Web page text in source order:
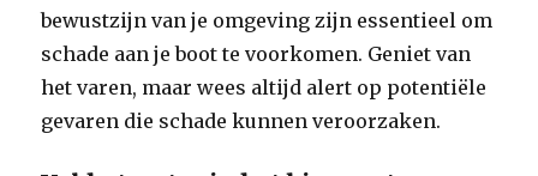
bewustzijn van je omgeving zijn essentieel om
schade aan je boot te voorkomen. Geniet van
het varen, maar wees altijd alert op potentiële
gevaren die schade kunnen veroorzaken.